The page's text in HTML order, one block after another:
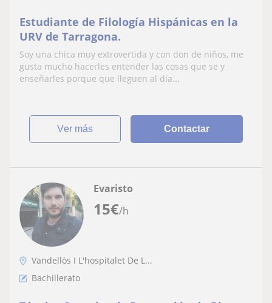
Estudiante de Filología Hispánicas en la
URV de Tarragona.
Soy una chica muy extrovertida y con don de niños, me
gusta mucho hacerles entender las cosas que se y
enseñarles porque que lleguen al día...
ver más Contactar
15€/h
Evaristo
Vandellòs I L'hospitalet De L...
Bachillerato